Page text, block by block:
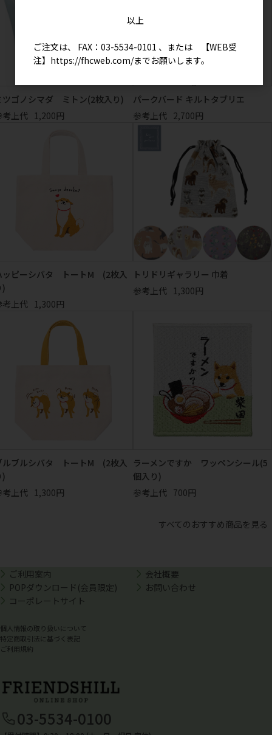
ツゴノシマダ ミトン(2枚入り)
考上代 1,200円
パークバード キルトタブリエ
参考上代 2,700円
ッピーシバタ トートM (2枚入
)
考上代 1,300円
トリドリギャラリー 巾着
参考上代 1,300円
ルブルシバタ トートM (2枚入
)
考上代 1,300円
ラーメンですか ワッペンシール(5
個入り)
参考上代 700円
すべてのおすすめ商品を見る
ご利用案内
会社概要
POPダウンロード(会員限定)
お問い合わせ
コーポレートサイト
個人情報の取り扱いについて
特定商取引法に基づく表記
ご利用規約
03-5534-0100
以上
ご注文は、 FAX：03-5534-0101 、または 【WEB受
注】 https://fhcweb.com/までお願いします。